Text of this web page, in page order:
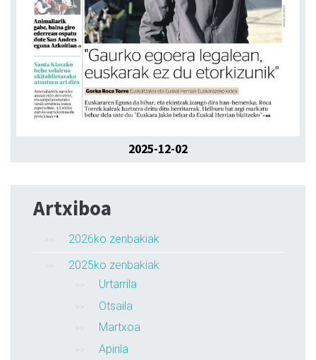
2025-12-02
Artxiboa
2026ko zenbakiak
2025ko zenbakiak
Urtarrila
Otsaila
Martxoa
Apirila